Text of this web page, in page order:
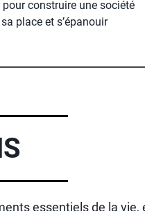
construire une société
place et s’épanouir
essentiels de la